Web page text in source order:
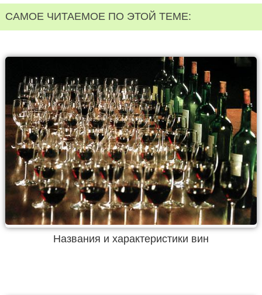
САМОЕ ЧИТАЕМОЕ ПО ЭТОЙ ТЕМЕ:
Названия и характеристики вин